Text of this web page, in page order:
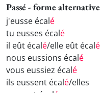
Passé - forme alternative
j'eusse écalé
tu eusses écalé
il eût écalé/elle eût écalé
nous eussions écalé
vous eussiez écalé
ils eussent écalé/elles